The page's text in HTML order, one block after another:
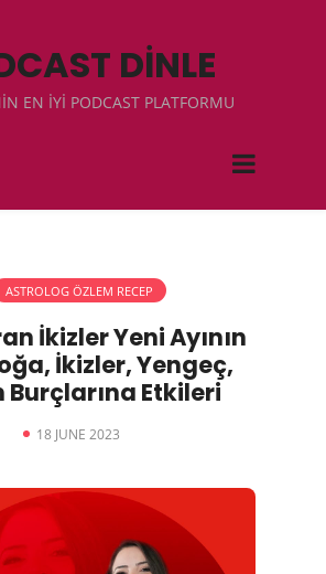
DİNLE
EN İYİ PODCAST PLATFORMU
ASTROLOG ÖZLEM RECEP
İkizler Yeni Ayının
İkizler, Yengeç,
Burçlarına Etkileri
18 JUNE 2023